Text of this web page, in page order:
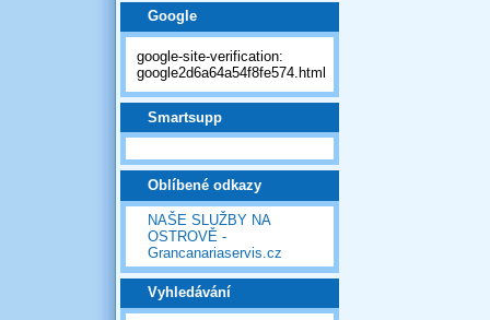
Google
google-site-verification:
google2d6a64a54f8fe574.html
Smartsupp
Oblíbené odkazy
NAŠE SLUŽBY NA
OSTROVĚ -
Grancanariaservis.cz
Vyhledávání